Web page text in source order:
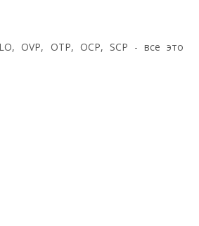
OVP, OTP, OCP, SCP - все это